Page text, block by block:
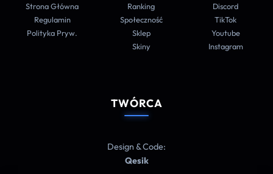
Strona Główna
Regulamin
Polityka Pryw.
Ranking
Społeczność
Sklep
Skiny
Discord
TikTok
Youtube
Instagram
TWÓRCA
Design & Code:
Qesik